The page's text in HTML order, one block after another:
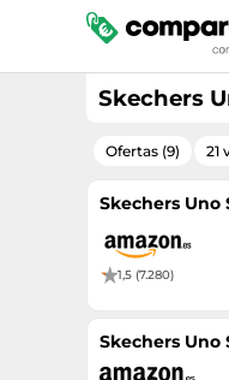
Skechers
Ofertas (9) 21
Skechers Uno
1,5 (7.280)
Skechers Uno